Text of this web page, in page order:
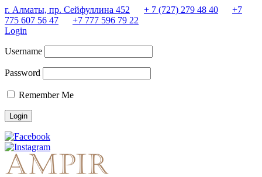
г. Алматы, пр. Сейфуллина 452 + 7 (727) 279 48 40
+7
775 607 56 47
+7 777 596 79 22
Login
Username
Password
Remember Me